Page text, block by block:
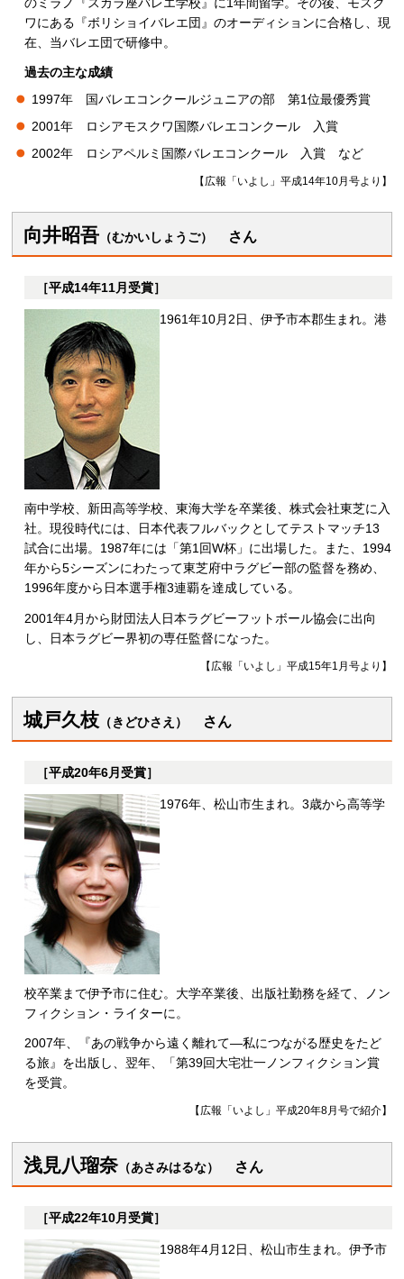
ワにある『ボリショイバレエ団』のオーディションに合格し、現
在、当バレエ団で研修中。
過去の主な成績
1997年
国バレエコンクールジュニアの部 第1位最優秀賞
2001年
ロシアモスクワ国際バレエコンクール 入賞
2002年
ロシアペルミ国際バレエコンクール 入賞 など
【広報「いよし」平成14年10月号より】
向井昭吾 （むかいしょうご） さ ん
［平成14年11月受賞］
1961年10月2日、伊予市本郡生まれ。港
南中学校、新田高等学校、東海大学を卒業後、株式会社東芝に入
社。現役時代には、日本代表フルバックとしてテストマッチ13
試合に出場。1987年には「第1回W杯」に出場した。また、1994
年から5シーズンにわたって東芝府中ラグビー部の監督を務め、
1996年度から日本選手権3連覇を達成している。
2001年4月から財団法人日本ラグビーフットボール協会に出向
し、日本ラグビー界初の専任監督になった。
【広報「いよし」平成15年1月号より】
城戸久枝 （きどひさえ） さ ん
［平成20年6月受賞］
1976年、松山市生まれ。3歳から高等学
校卒業まで伊予市に住む。大学卒業後、出版社勤務を経て、ノン
フィクション・ライターに。
2007年、『あの戦争から遠く離れて―私につながる歴史をたど
る旅』を出版し、翌年、「第39回大宅壮一ノンフィクション賞
を受賞。
【広報「いよし」平成20年8月号で紹介】
浅見八瑠奈（あさみはるな） さ ん
［平成22年10月受賞］
1988年4月12日、松山市生まれ。伊予市